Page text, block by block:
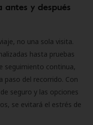
y después
no una sola visita.
hasta pruebas
seguimiento continua,
paso del recorrido. Con
seguro y las opciones
se evitará el estrés de